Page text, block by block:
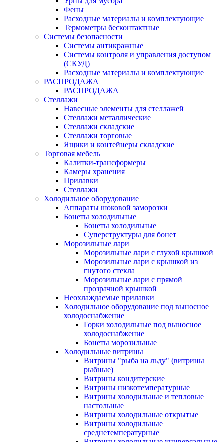
Фены
Расходные материалы и комплектующие
Термометры бесконтактные
Системы безопасности
Системы антикражные
Системы контроля и управления доступом
(СКУД)
Расходные материалы и комплектующие
РАСПРОДАЖА
РАСПРОДАЖА
Стеллажи
Навесные элементы для стеллажей
Стеллажи металлические
Стеллажи складские
Стеллажи торговые
Ящики и контейнеры складские
Торговая мебель
Калитки-трансформеры
Камеры хранения
Прилавки
Стеллажи
Холодильное оборудование
Аппараты шоковой заморозки
Бонеты холодильные
Бонеты холодильные
Суперструктуры для бонет
Морозильные лари
Морозильные лари с глухой крышкой
Морозильные лари с крышкой из
гнутого стекла
Морозильные лари с прямой
прозрачной крышкой
Неохлаждаемые прилавки
Холодильное оборудование под выносное
холодоснабжение
Горки холодильные под выносное
холодоснабжение
Бонеты морозильные
Холодильные витрины
Витрины "рыба на льду" (витрины
рыбные)
Витрины кондитерские
Витрины низкотемпературные
Витрины холодильные и тепловые
настольные
Витрины холодильные открытые
Витрины холодильные
среднетемпературные